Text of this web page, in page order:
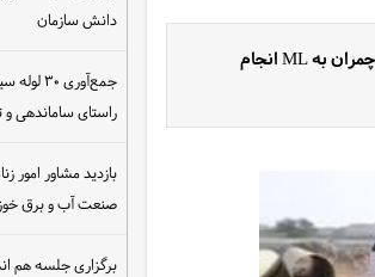
پروژه تامین آب ۱۰۰۰ هکتار اراضی کشاورزی شهرستان حمیدیه با انتقال آب از کانال شهید چمران به ML انجام
دانش سازمان
راستای ساماندهی
بازدید مشاور امور
صنعت آب و برق
برگزاری جلسه هم